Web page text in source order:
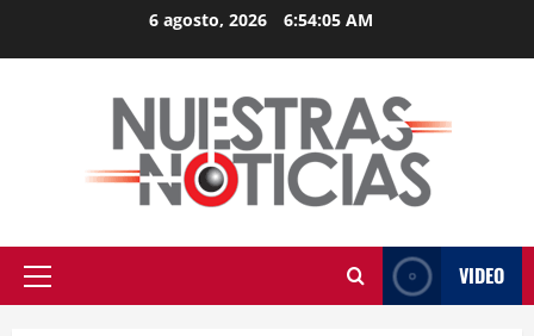
6 agosto, 2026 6:54:05 AM
Primary
VIDEO